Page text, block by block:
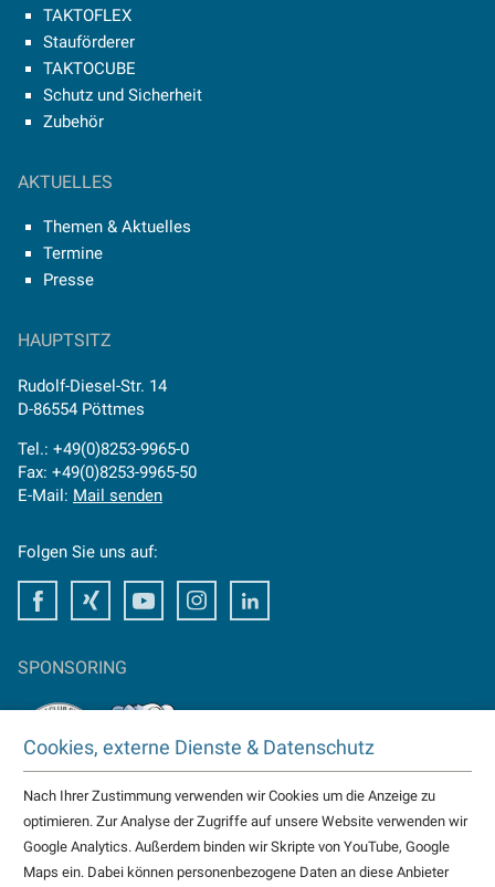
TAKTOFLEX
Stauförderer
TAKTOCUBE
Schutz und Sicherheit
Zubehör
AKTUELLES
Themen & Aktuelles
Termine
Presse
HAUPTSITZ
Rudolf-Diesel-Str. 14
D-86554 Pöttmes
Tel.: +49(0)8253-9965-0
Fax: +49(0)8253-9965-50
E-Mail: Mail senden
Folgen Sie uns auf:
FacebookXing Youtube Instagram
SPONSORING
TAKTOMAT ist Partner von
HC Erlangen
Eisbären Heilbronn
weitere...
Cookies, externe Dienste & Datenschutz
Nach Ihrer Zustimmung verwenden wir Cookies um die Anzeige zu
optimieren. Zur Analyse der Zugriffe auf unsere Website verwenden wir
Google Analytics. Außerdem binden wir Skripte von YouTube, Google
Maps ein. Dabei können personenbezogene Daten an diese Anbieter